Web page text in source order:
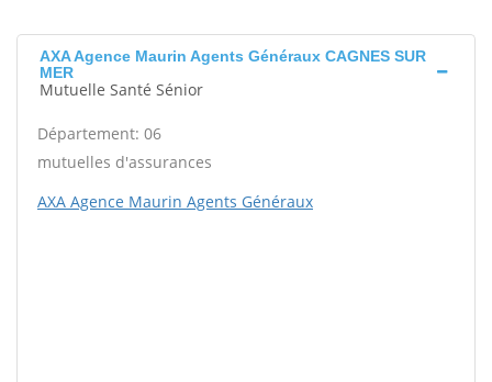
AXA Agence Maurin Agents Généraux CAGNES SUR
MER
Mutuelle Santé Sénior
Département: 06
mutuelles d'assurances
AXA Agence Maurin Agents Généraux